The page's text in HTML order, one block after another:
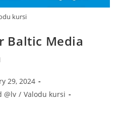
kursi
Baltic Media
29, 2024
@lv / Valodu kursi